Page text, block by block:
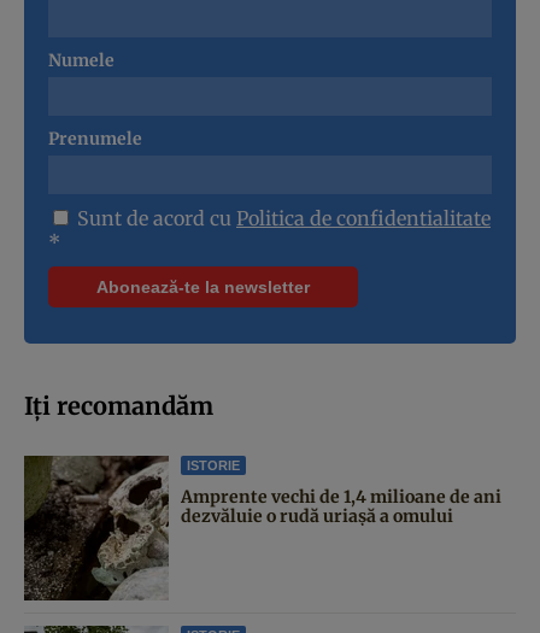
Numele
Prenumele
Sunt de acord cu Politica de confidentialitate
*
Iți recomandăm
ISTORIE
Amprente vechi de 1,4 milioane de ani
dezvăluie o rudă uriașă a omului